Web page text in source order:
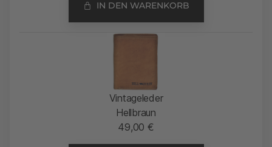
IN DEN WARENKORB
Vintageleder
Hellbraun
49,00 €